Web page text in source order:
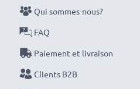
votre empreinte écologique
réduction des déchets inutiles.
Choisissez CELLONIC et ne
sur la qualité. Commandez
Qui sommes-nous?
FAQ
Paiement et livraison
Clients B2B